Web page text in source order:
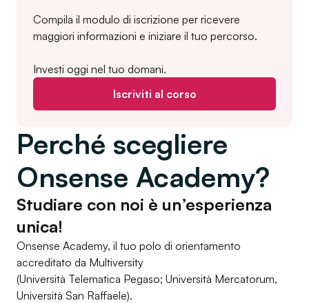
Compila il modulo di iscrizione per ricevere
maggiori informazioni e iniziare il tuo percorso.
Investi oggi nel tuo domani.
Iscriviti al corso
Perché scegliere
Onsense Academy?
Studiare con noi è un’esperienza
unica!
Onsense Academy, il tuo polo di orientamento
accreditato da Multiversity
(Università Telematica Pegaso; Università Mercatorum,
Università San Raffaele).